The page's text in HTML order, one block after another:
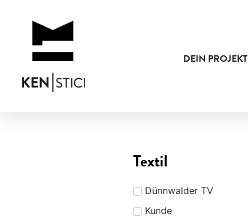
DEIN PROJEKT
Textil
Dünnwalder TV
Kunde